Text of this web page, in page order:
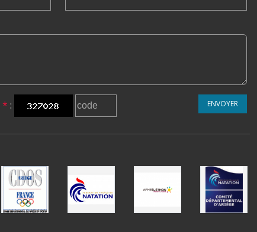
* : ENVOYER